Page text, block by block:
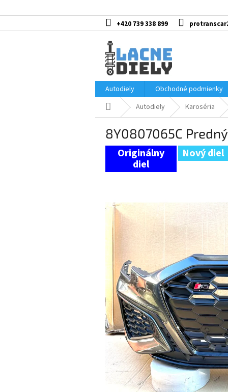
na
+420 739 338 899
Autodiely
Obchodné podmienky
DomovAutodiely Karoséria
8Y0807065C
Nový diel